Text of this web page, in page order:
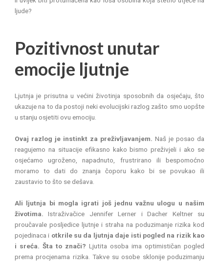
ljude?
Pozitivnost unutar
emocije ljutnje
Ljutnja je prisutna u većini životinja sposobnih da osjećaju, što
ukazuje na to da postoji neki evolucijski razlog zašto smo uopšte
u stanju osjetiti ovu emociju.
Ovaj razlog je instinkt za preživljavanjem. Naš je posao da
reagujemo na situacije efikasno kako bismo preživjeli i ako se
osjećamo ugroženo, napadnuto, frustrirano ili bespomoćno
moramo to dati do znanja čoporu kako bi se povukao ili
zaustavio to što se dešava.
Ali ljutnja bi mogla igrati još jednu važnu ulogu u našim
životima. Istraživačice Jennifer Lerner i Dacher Keltner su
proučavale posljedice ljutnje i straha na poduzimanje rizika kod
pojedinaca i otkrile su da ljutnja daje isti pogled na rizik kao
i sreća. Šta to znači? Ljutita osoba ima optimističan pogled
prema procjenama rizika. Takve su osobe sklonije poduzimanju